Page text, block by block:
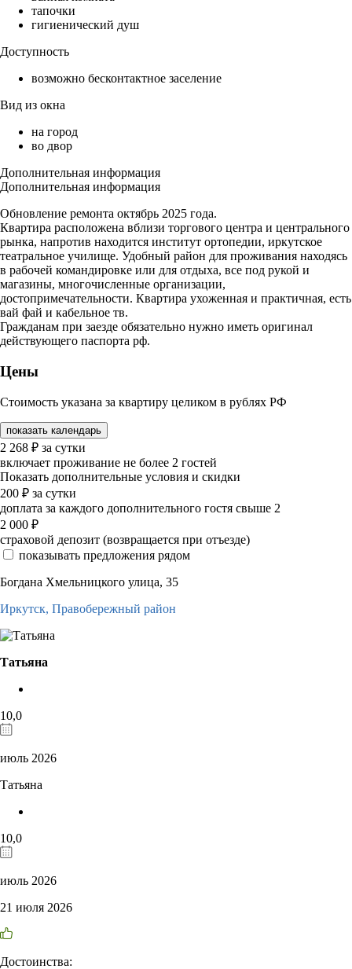
тапочки
гигиенический душ
Доступность
возможно бесконтактное заселение
Вид из окна
на город
во двор
Дополнительная информация
Дополнительная информация
Обновление ремонта октябрь 2025 года.
Квартира расположена вблизи торгового центра и центрального
рынка, напротив находится институт ортопедии, иркутское
театральное училище. Удобный район для проживания находясь
в рабочей командировке или для отдыха, все под рукой и
магазины, многочисленные организации,
достопримечательности. Квартира ухоженная и практичная, есть
вай фай и кабельное тв.
Гражданам при заезде обязательно нужно иметь оригинал
действующего паспорта рф.
Цены
Стоимость указана за квартиру целиком в рублях РФ
показать календарь
2 268 ₽ за сутки
включает проживание не более 2 гостей
Показать дополнительные условия и скидки
200 ₽ за сутки
доплата за каждого дополнительного гостя свыше 2
2 000 ₽
страховой депозит (возвращается при отъезде)
показывать предложения рядом
Богдана Хмельницкого улица, 35
Иркутск, Правобережный район
Татьяна
10,0
июль 2026
Татьяна
10,0
июль 2026
21 июля 2026
Достоинства: